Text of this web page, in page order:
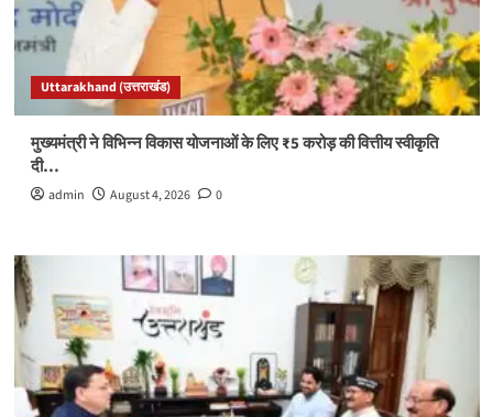
Uttarakhand (उत्तराखंड)
मुख्यमंत्री ने विभिन्न विकास योजनाओं के लिए ₹5 करोड़ की वित्तीय स्वीकृति
दी…
admin August 4, 2026 0